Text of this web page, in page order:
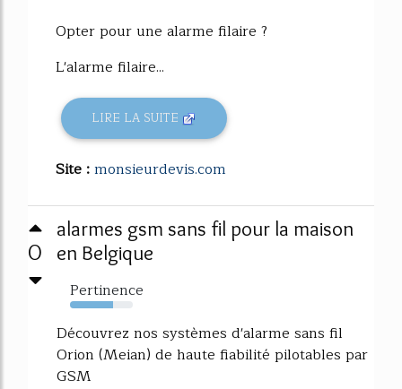
Opter pour une alarme filaire ?
L'alarme filaire...
LIRE LA SUITE
Site :monsieurdevis.com
0
alarmes gsm sans fil pour la maison
en Belgique
Pertinence
69%
Découvrez nos systèmes d'alarme sans fil
Orion (Meian) de haute fiabilité pilotables par
GSM